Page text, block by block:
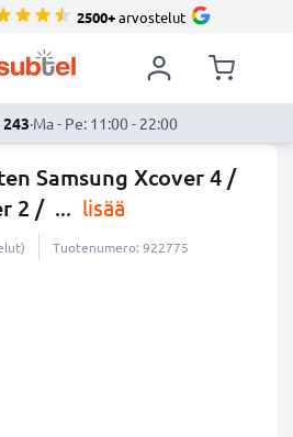
2500+arvostelut
·Ma - Pe: 11:00 - 22:00
Samsung Xcover 4 /
2 / ... lisää
Tuotenumero: 922775